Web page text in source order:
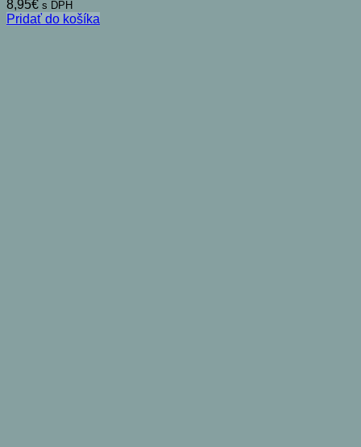
8,95€ s DPH
Pridať do košíka